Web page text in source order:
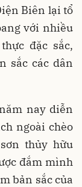
Biên lại tổ
với nhiều
đặc sắc,
sắc các dân
nay diễn
ngoài chèo
thủy hữu
đắm mình
bản sắc của